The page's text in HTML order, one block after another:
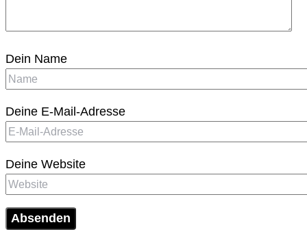
Dein Name
Deine E-Mail-Adresse
Deine Website